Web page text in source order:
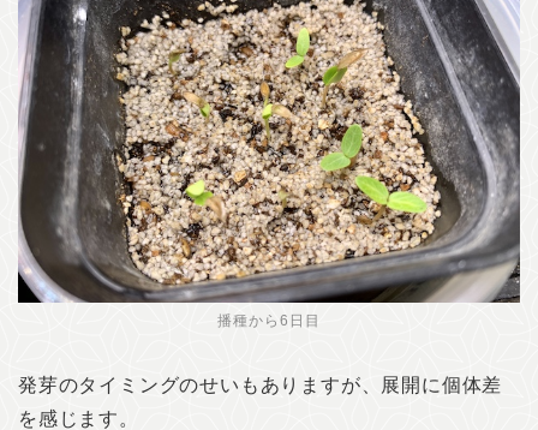
播種から6日目
発芽のタイミングのせいもありますが、展開に個体差
を感じます。